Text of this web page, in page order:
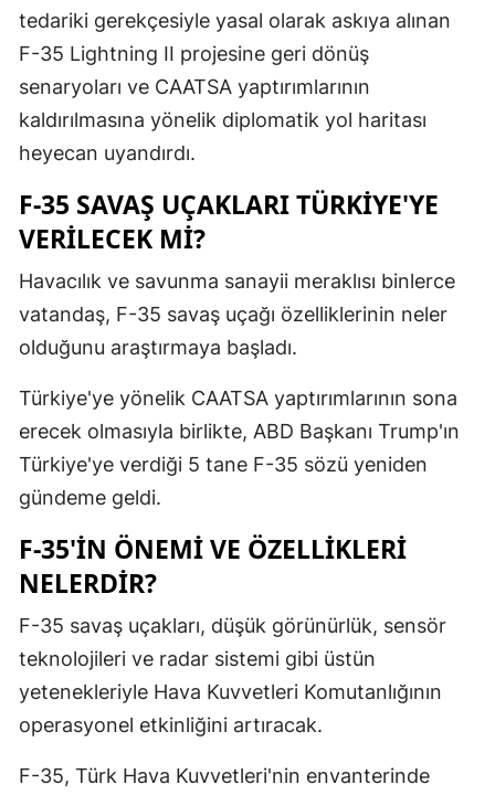
Eskişehir
Hakkari
Isparta
Mersin
İzmir
Kars
Kayseri
Kocaeli
Kütahya
tedariki gerekçesiyle yasal olarak askıya alınan
F-35 Lightning II projesine geri dönüş
senaryoları ve CAATSA yaptırımlarının
kaldırılmasına yönelik diplomatik yol haritası
heyecan uyandırdı.
F-35 SAVAŞ UÇAKLARI TÜRKIYE'YE
VERILECEK MI?
Havacılık ve savunma sanayii meraklısı binlerce
vatandaş, F-35 savaş uçağı özelliklerinin neler
olduğunu araştırmaya başladı.
Türkiye'ye yönelik CAATSA yaptırımlarının sona
erecek olmasıyla birlikte, ABD Başkanı Trump'ın
Türkiye'ye verdiği 5 tane F-35 sözü yeniden
gündeme geldi.
F-35'IN ÖNEMI VE ÖZELLIKLERI
NELERDIR?
F-35 savaş uçakları, düşük görünürlük, sensör
teknolojileri ve radar sistemi gibi üstün
yetenekleriyle Hava Kuvvetleri Komutanlığının
operasyonel etkinliğini artıracak.
F-35, Türk Hava Kuvvetleri'nin envanterinde